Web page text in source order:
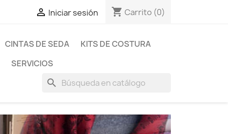
 Iniciar sesión shopping_cart Carrito (0)
CINTAS DE SEDA
KITS DE COSTURA
SERVICIOS
search